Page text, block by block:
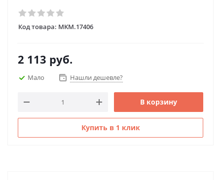
Код товара: MKM.17406
2 113 руб.
Мало Нашли дешевле?
В корзину
Купить в 1 клик